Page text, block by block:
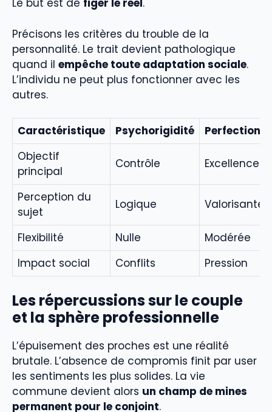
Le but est de figer le réel.
Précisons les critères du trouble de la
personnalité. Le trait devient pathologique
quand il empêche toute adaptation sociale.
L’individu ne peut plus fonctionner avec les
autres.
Caractéristique Psychorigidité
Objectif
principal
Contrôle Excellence
Perception du
sujet
Logique Valorisante
Flexibilité Nulle
Modérée
Impact social
Conflits Pression
Les répercussions sur le couple
et la sphère professionnelle
L’épuisement des proches est une réalité
brutale. L’absence de compromis finit par user
les sentiments les plus solides. La vie
commune devient alors un champ de mines
permanent pour le conjoint.